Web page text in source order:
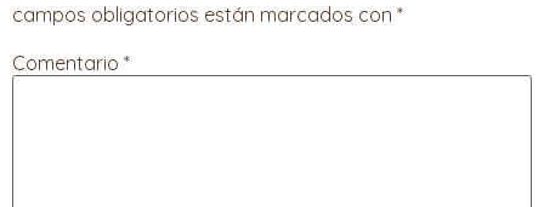
campos obligatorios están marcados con *
Comentario *